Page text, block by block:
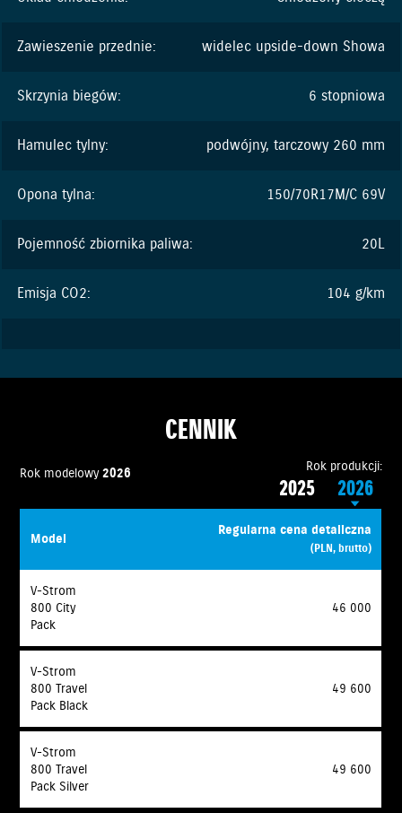
Zawieszenie przednie: widelec upside-down Showa
Skrzynia biegów: 6 stopniowa
Hamulec tylny: podwójny, tarczowy 260 mm
Opona tylna: 150/70R17M/C 69V
Pojemność zbiornika paliwa: 20L
Emisja CO2: 104 g/km
CENNIK
Rok modelowy2026 Rok produkcji:
2025 2026
Model Regularna cena detaliczna
(PLN, brutto)
V-Strom
800 City
Pack
46 000
V-Strom
800 Travel
Pack Black
49 600
V-Strom
800 Travel
Pack Silver
49 600